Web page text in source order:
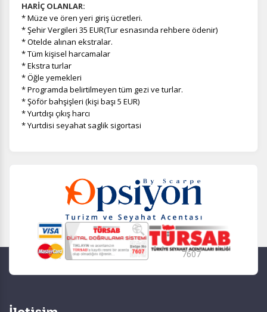
HARİÇ OLANLAR:
*Müze ve ören yeri giriş ücretleri.
*Şehir Vergileri 35 EUR(Tur esnasında rehbere ödenir)
* Otelde alınan ekstralar.
* Tüm kişisel harcamalar
* Ekstra turlar
* Öğle yemekleri
* Programda belirtilmeyen tüm gezi ve turlar.
* Şöför bahşişleri (kişi başı 5 EUR)
* Yurtdışı çıkış harcı
* Yurtdisi seyahat saglik sigortasi
7607